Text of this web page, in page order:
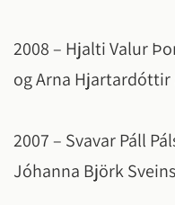
2008 – Hjalti Valur
og Arna
2007 – Svavar Páll
Jóhanna Björk